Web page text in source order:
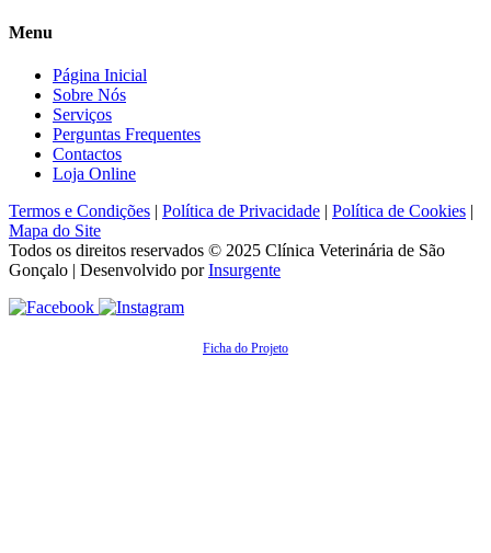
Menu
Página Inicial
Sobre Nós
Serviços
Perguntas Frequentes
Contactos
Loja Online
Termos e Condições | Política de Privacidade | Política de Cookies |
Mapa do Site
Todos os direitos reservados © 2025 Clínica Veterinária de São
Gonçalo | Desenvolvido porInsurgente
Ficha do Projeto